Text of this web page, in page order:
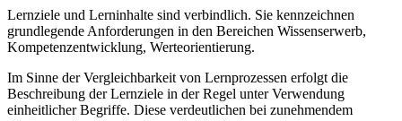
Lernziele und Lerninhalte sind verbindlich. Sie kennzeichnen
grundlegende Anforderungen in den Bereichen Wissenserwerb,
Kompetenzentwicklung, Werteorientierung.
Im Sinne der Vergleichbarkeit von Lernprozessen erfolgt die
Beschreibung der Lernziele in der Regel unter Verwendung
einheitlicher Begriffe. Diese verdeutlichen bei zunehmendem